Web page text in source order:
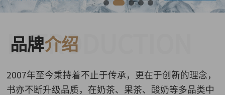
INTRODUCTION
品牌介绍
2007年至今秉持着不止于传承，更在于创新的理念，
书亦不断升级品质，在奶茶、果茶、酸奶等多品类中